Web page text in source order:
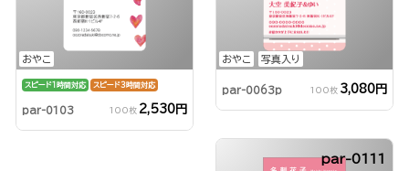
おやこ
スピード1時間対応 スピード3時間対応
par-0103 100枚 2,530円
おやこ 写真入り
par-0063p 100枚 3,080円
par-0111